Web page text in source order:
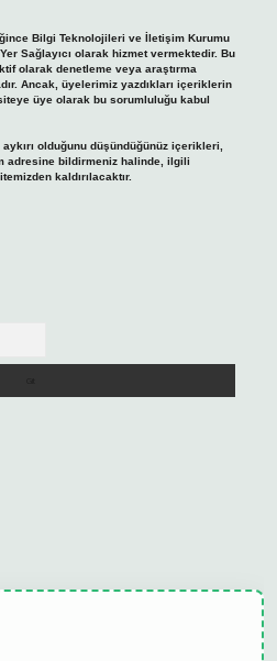
Bilgi Teknolojileri ve İletişim Kurumu
Sağlayıcı olarak hizmet vermektedir. Bu
olarak denetleme veya araştırma
Ancak, üyelerimiz yazdıkları içeriklerin
üye olarak bu sorumluluğu kabul
olduğunu düşündüğünüz içerikleri,
adresine bildirmeniz halinde, ilgili
kaldırılacaktır.